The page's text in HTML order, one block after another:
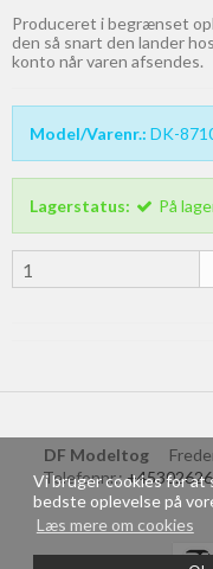
Vi bruger cookies for at
bedste oplevelse på
Læs mere om cookies
Produceret i begrænset
den så snart den lander
konto når varen afsendes.
Model/Varenr.: DK-
Lagerstatus: På
DF Modeltog
Telefonnr.: